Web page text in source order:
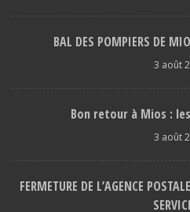
BAL DES POMPIERS DE
3 août
Bon retour à Mios :
3 août
FERMETURE DE L’AGENCE